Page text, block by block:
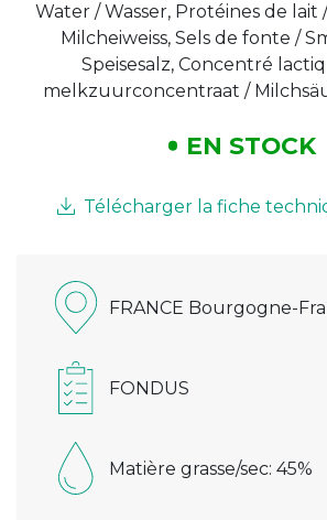
Water / Wasser, Protéines de
Milcheiweiss, Sels de fonte /
Speisesalz, Concentré
melkzuurconcentraat /
EN STOCK
Télécharger la fiche
FRANCE Bourgogne-
FONDUS
Matière grasse/sec: 45%